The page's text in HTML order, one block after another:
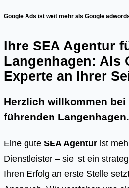
Google Ads ist weit mehr als Google adwords
Ihre SEA Agentur
Langenhagen: Als
Experte an Ihrer
Herzlich willkommen bei
führenden Langenhagen.
Eine gute SEA Agentur ist
Dienstleister – sie ist ein
Ihren Erfolg an erste Stelle